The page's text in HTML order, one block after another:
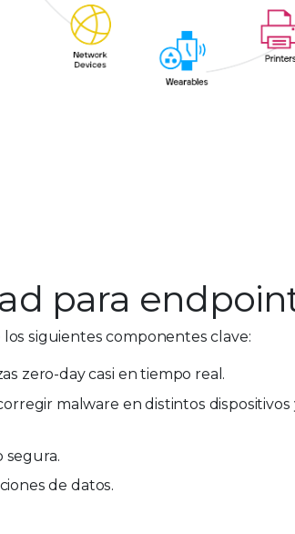
para
siguientes componentes clave:
zero-day casi en tiempo real.
malware en distintos dispositivos
segura.
de datos.